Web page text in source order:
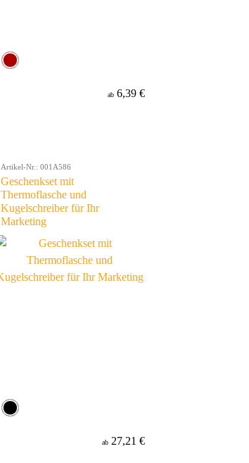
ab 6,39 €
Artikel-Nr.: 001A586
Geschenkset mit
Thermoflasche und
Kugelschreiber für Ihr
Marketing
ab 27,21 €